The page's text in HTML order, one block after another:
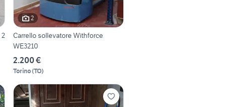
2
Carrello sollevatore Withforce
WE3210
2.200 €
Torino(TO)